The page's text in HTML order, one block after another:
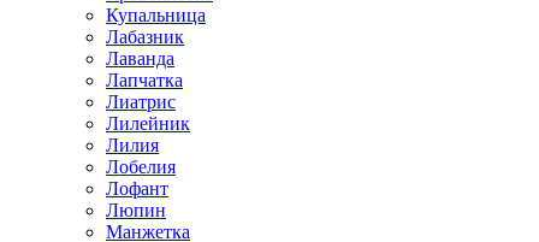
Купальница
Лабазник
Лаванда
Лапчатка
Лиатрис
Лилейник
Лилия
Лобелия
Лофант
Люпин
Манжетка